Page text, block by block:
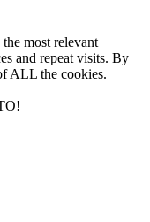
most relevant
and repeat visits. By
ALL the cookies.